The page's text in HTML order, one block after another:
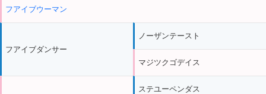
フアイブウーマン
フアイブダンサー
ノーザンテースト
マジツクゴデイス
ステユーペンダス